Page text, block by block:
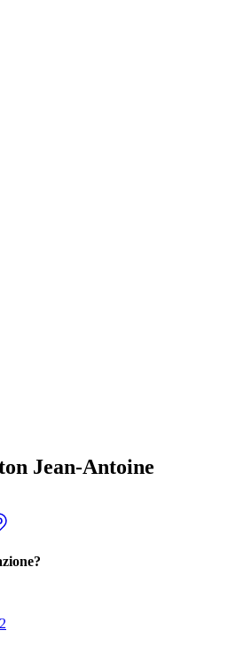
Jean-Antoine